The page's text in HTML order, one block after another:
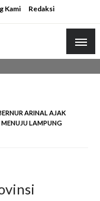
Kami Redaksi
ARINAL AJAK
MENUJU LAMPUNG